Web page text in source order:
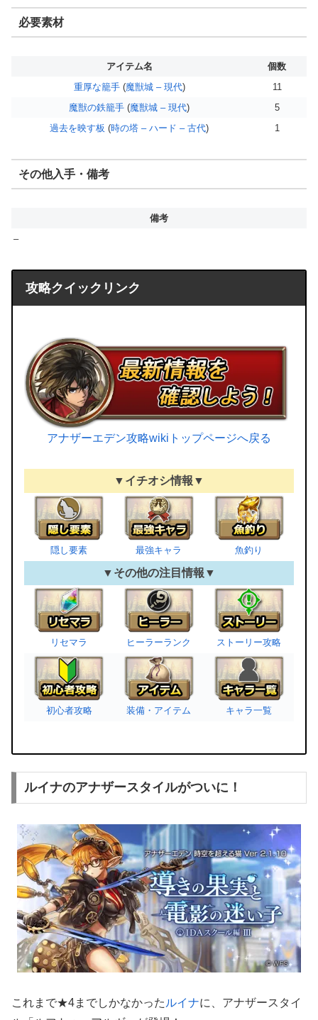
必要素材
アイテム名
個数
重厚な籠手(魔獣城 – 現代)
11
魔獣の鉄籠手 (魔獣城 – 現代)
5
過去を映す板 (時の塔 – ハード – 古代) 1
その他入手・備考
備考
–
攻略クイックリンク
アナザーエデン攻略wikiトップページへ戻る
▼イチオシ情報▼
隠し要素 最強キャラ 魚釣り
▼その他の注目情報▼
リセマラ ヒーラーランク ストーリー攻略
初心者攻略 装備・アイテム キャラ一覧
ルイナのアナザースタイルがついに！
これまで★4までしかなかった ルイナに、アナザースタイ